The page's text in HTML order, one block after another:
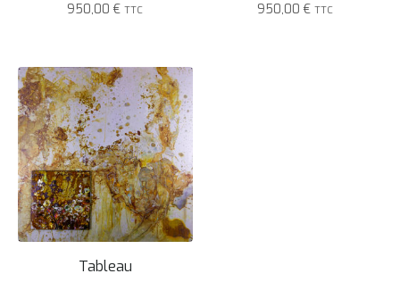
950,00€ TTC 950,00 € TTC
Tableau